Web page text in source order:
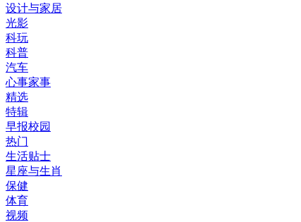
设计与家居
光影
科玩
科普
汽车
心事家事
精选
特辑
早报校园
热门
生活贴士
星座与生肖
保健
体育
视频